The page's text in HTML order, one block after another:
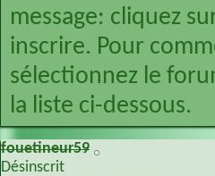
message: cliquez
inscrire. Pour
sélectionnez le
la liste ci-dessous.
fouetineur59
Désinscrit